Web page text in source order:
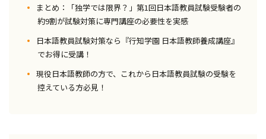
まとめ：「独学では限界？」第1回日本語教員試験受験者の
約9割が試験対策に専門講座の必要性を実感
日本語教員試験対策なら『行知学園 日本語教師養成講座』
でお得に受講！
現役日本語教師の方で、これから日本語教員試験の受験を
控えている方必見！